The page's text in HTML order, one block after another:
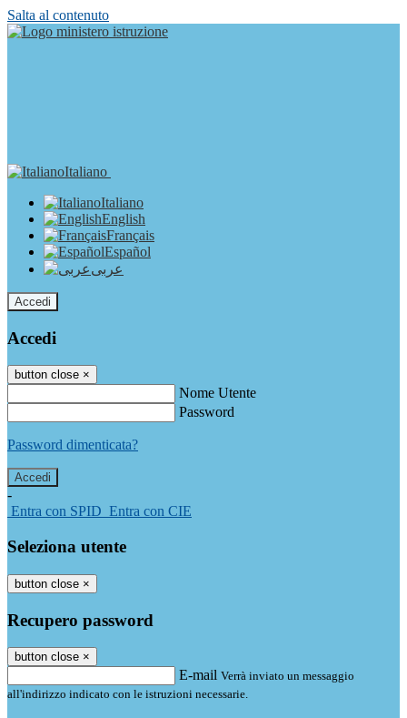
Salta al contenuto
Italiano
Italiano
English
Français
Español
عربى
Accedi
Accedi
button close ×
Nome Utente
Password
Password dimenticata?
-
Entra con SPID Entra con CIE
Seleziona utente
button close ×
Recupero password
button close ×
E-mail Verrà inviato un messaggio
all'indirizzo indicato con le istruzioni necessarie.